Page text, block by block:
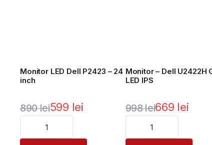
Monitor LED Dell P2423 – 24
inch
890lei
Prețul
inițial
599 lei
Prețul
curent
Monitor – Dell U2422H
LED IPS
998lei
Prețul
inițial
669 lei
Prețul
curent